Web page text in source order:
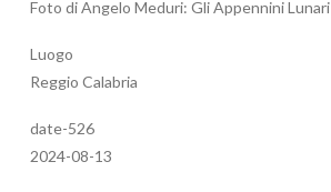
Foto di Angelo Meduri: Gli Appennini Lunari
Luogo
Reggio Calabria
date-526
2024-08-13